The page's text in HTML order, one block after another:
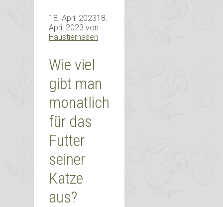
18. April 202318.
April 2023 von
Haustiernasen
Wie viel
gibt man
monatlich
für das
Futter
seiner
Katze
aus?